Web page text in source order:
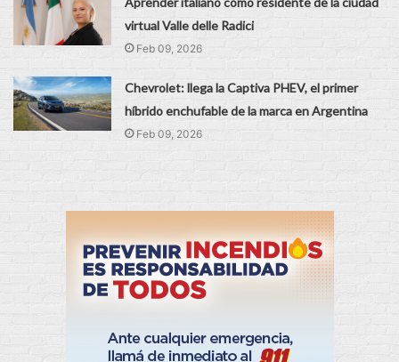
virtual Valle delle Radici
Feb 09, 2026
Chevrolet: llega la Captiva PHEV, el primer
híbrido enchufable de la marca en Argentina
Feb 09, 2026